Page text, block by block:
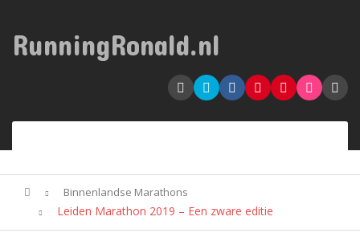
RunningRonald.nl
Binnenlandse Marathons
Leiden Marathon 2019 – Een zware editie